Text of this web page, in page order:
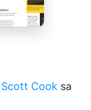
Scott Cook sa